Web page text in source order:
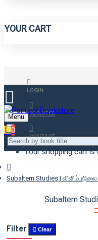
YOUR CART
LOGIN
REGISTER
CONTACT
Menu
0
Your shopping cart is
Subaltern Studies |
Subaltern
Filter Clear